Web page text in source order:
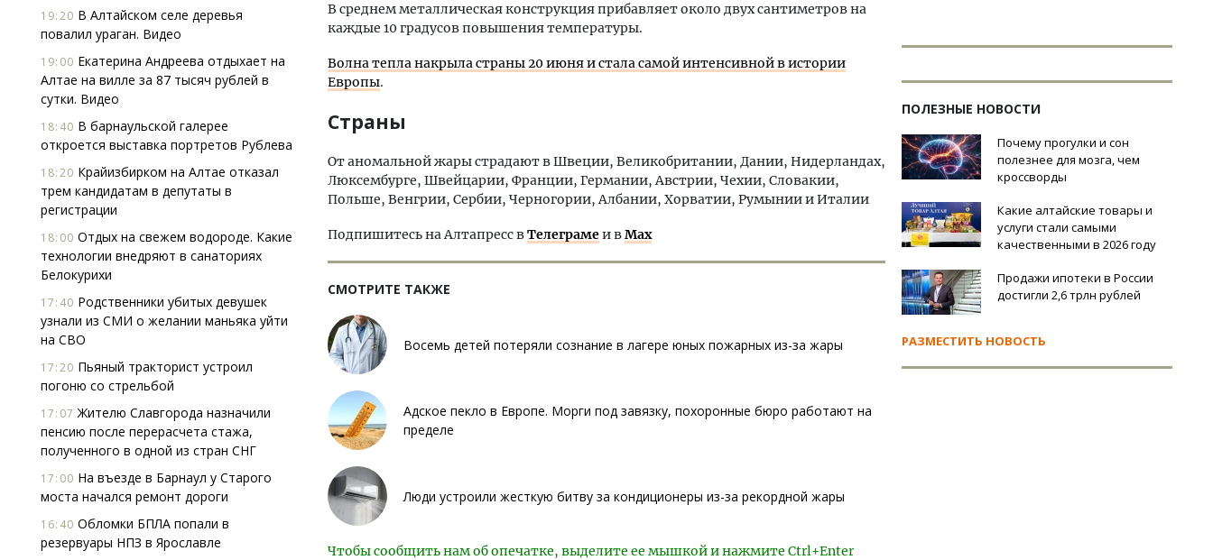
19:20 В Алтайском селе деревья
повалил ураган. Видео
19:00 Екатерина Андреева отдыхает на
Алтае на вилле за 87 тысяч рублей в
сутки. Видео
18:40 В барнаульской галерее
откроется выставка портретов Рублева
18:20 Крайизбирком на Алтае отказал
трем кандидатам в депутаты в
регистрации
18:00 Отдых на свежем водороде. Какие
технологии внедряют в санаториях
Белокурихи
17:40 Родственники убитых девушек
узнали из СМИ о желании маньяка уйти
на СВО
17:20 Пьяный тракторист устроил
погоню со стрельбой
17:07 Жителю Славгорода назначили
пенсию после перерасчета стажа,
полученного в одной из стран СНГ
17:00 На въезде в Барнаул у Старого
моста начался ремонт дороги
16:40 Обломки БПЛА попали в
резервуары НПЗ в Ярославле
В среднем металлическая конструкция прибавляет около двух сантиметров на
каждые 10 градусов повышения температуры.
Волна тепла накрыла страны 20 июня и стала самой интенсивной в истории
Европы.
Страны
От аномальной жары страдают в Швеции, Великобритании, Дании, Нидерландах,
Люксембурге, Швейцарии, Франции, Германии, Австрии, Чехии, Словакии,
Польше, Венгрии, Сербии, Черногории, Албании, Хорватии, Румынии и Италии
Подпишитесь на Алтапресс вТелеграмеи вMax
СМОТРИТЕ ТАКЖЕ
Восемь детей потеряли сознание в лагере юных пожарных из-за жары
Адское пекло в Европе. Морги под завязку, похоронные бюро работают на
пределе
Люди устроили жесткую битву за кондиционеры из-за рекордной жары
Чтобы сообщить нам об опечатке, выделите ее мышкой и нажмите Ctrl+Enter
ПОЛЕЗНЫЕ НОВОСТИ
Почему прогулки и сон
полезнее для мозга, чем
кроссворды
Какие алтайские товары и
услуги стали самыми
качественными в 2026 году
Продажи ипотеки в России
достигли 2,6 трлн рублей
РАЗМЕСТИТЬ НОВОСТЬ